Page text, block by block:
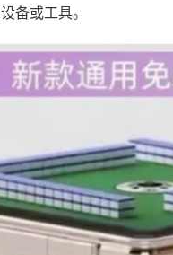
备或工具。